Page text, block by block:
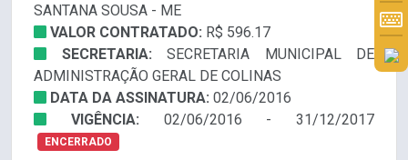
SANTANA SOUSA - ME
VALOR CONTRATADO: R$ 596.17
SECRETARIA: SECRETARIA MUNICIPAL DE
ADMINISTRAÇÃO GERAL DE COLINAS
DATA DA ASSINATURA: 02/06/2016
VIGÊNCIA: 02/06/2016 - 31/12/2017
ENCERRADO